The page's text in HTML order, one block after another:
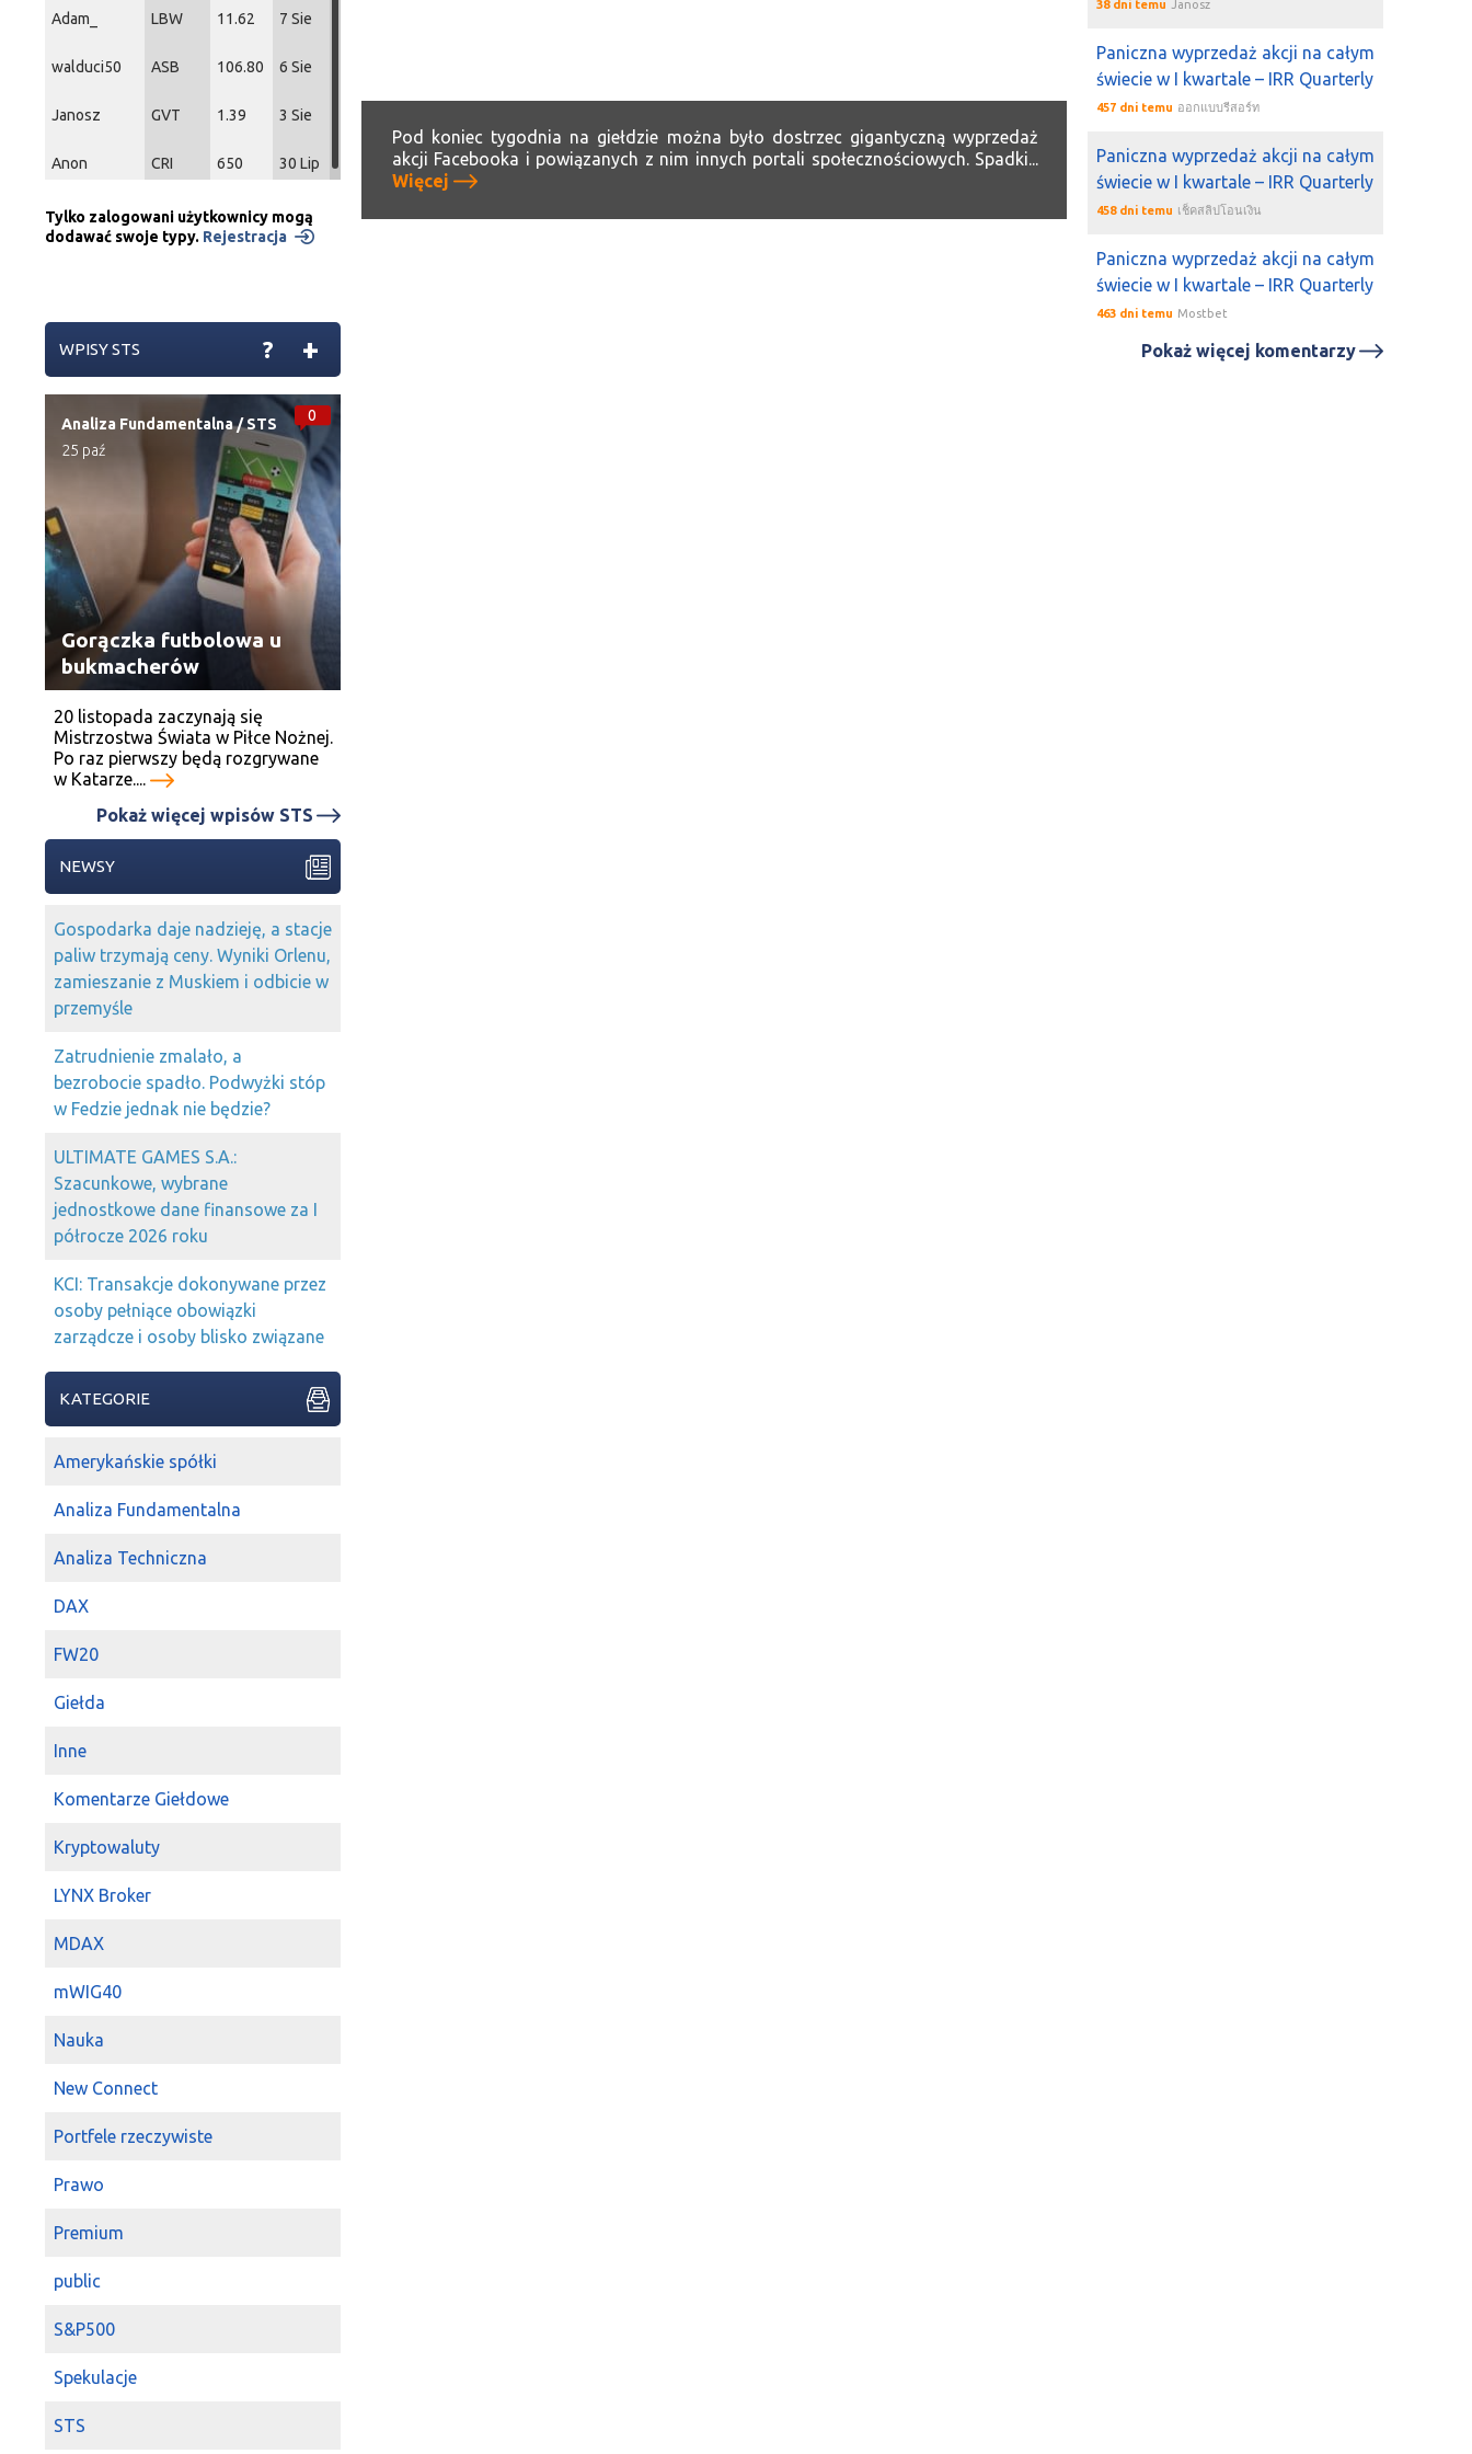
Pod koniec tygodnia na giełdzie można było dostrzec gigantyczną wyprzedaż
akcji Facebooka i powiązanych z nim innych portali społecznościowych. Spadki...
Więcej
Adam_ LBW 11.62 7 Sie
walduci50 ASB 106.80 6 Sie
Janosz GVT 1.39 3 Sie
Anon CRI 650 30 Lip
Tylko zalogowani użytkownicy mogą
dodawać swoje typy. Rejestracja
WPISY STS +
?
0
Analiza Fundamentalna/STS
25 paź
Gorączka futbolowa u
bukmacherów
20 listopada zaczynają się
Mistrzostwa Świata w Piłce Nożnej.
Po raz pierwszy będą rozgrywane
w Katarze....
Pokaż więcej wpisów STS
NEWSY
Gospodarka daje nadzieję, a stacje
paliw trzymają ceny. Wyniki Orlenu,
zamieszanie z Muskiem i odbicie w
przemyśle
Zatrudnienie zmalało, a
bezrobocie spadło. Podwyżki stóp
w Fedzie jednak nie będzie?
ULTIMATE GAMES S.A.:
Szacunkowe, wybrane
jednostkowe dane finansowe za I
półrocze 2026 roku
KCI: Transakcje dokonywane przez
osoby pełniące obowiązki
zarządcze i osoby blisko związane
KATEGORIE
Amerykańskie spółki
Analiza Fundamentalna
Analiza Techniczna
DAX
FW20
Giełda
Inne
Komentarze Giełdowe
Kryptowaluty
LYNX Broker
MDAX
mWIG40
Nauka
New Connect
Portfele rzeczywiste
Prawo
Premium
public
S&P500
Spekulacje
STS
38 dni temu Janosz
Paniczna wyprzedaż akcji na całym
świecie w I kwartale – IRR Quarterly
457 dni temu ออกแบบรีสอร์ท
Paniczna wyprzedaż akcji na całym
świecie w I kwartale – IRR Quarterly
458 dni temu เช็คสลิปโอนเงิน
Paniczna wyprzedaż akcji na całym
świecie w I kwartale – IRR Quarterly
463 dni temu Mostbet
Pokaż więcej komentarzy